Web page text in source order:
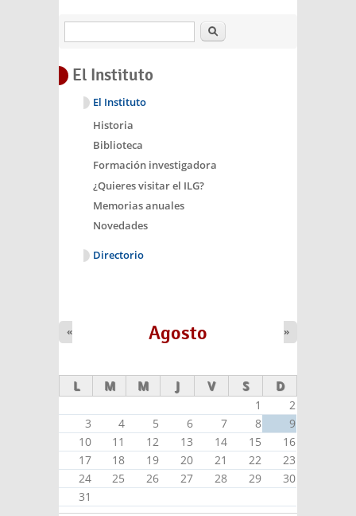
Buscar
El Instituto
El Instituto
Historia
Biblioteca
Formación investigadora
¿Quieres visitar el ILG?
Memorias anuales
Novedades
Directorio
Agosto
« »
L M M J V S D
1
2
3
4 5 6 7 8
9
10
11 12 13 14 15
16
17
18 19 20 21 22
23
24
25 26 27 28 29
30
31